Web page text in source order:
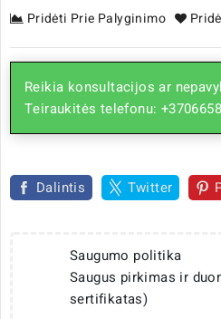
Pridėti Prie Palyginimo
Reikia konsultacijos ar
Teiraukitės telefonu:
Dalintis Twitter
Saugumo politika
Saugus pirkimas ir
sertifikatas)